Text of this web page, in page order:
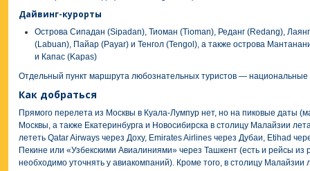
Дайвинг-курорты
Острова Сипадан (Sipadan), Тиоман (Tioman), Реданг (Redang),
(Labuan), Пайар (Payar) и Тенгол (Tengol), а также острова
и Капас (Kapas)
Отдельный пункт маршрута любознательных туристов —
Как добраться
Прямого перелета из Москвы в Куала-Лумпур нет, но на пиковые даты
Москвы, а также Екатеринбурга и Новосибирска в столицу Малайзии
лететь Qatar Airways через Доху, Emirates Airlines через Дубаи, Etihad
Пекине или «Узбекскими Авиалиниями» через Ташкент (есть и рейсы
необходимо уточнять у авиакомпаний). Кроме того, в столицу